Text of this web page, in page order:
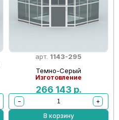
арт. 1143-295
Темно-Серый
Изготовление
266 143 р.
−
+
В корзину